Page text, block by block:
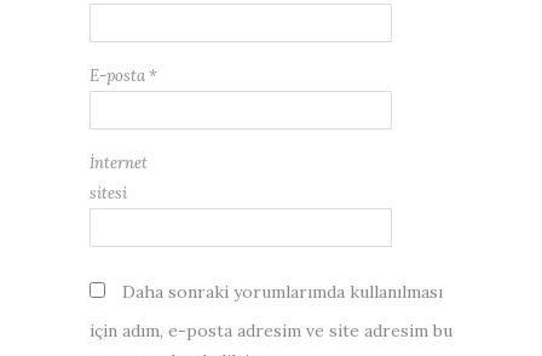
E-posta *
İnternet
sitesi
Daha sonraki yorumlarımda kullanılması
için adım, e-posta adresim ve site adresim bu